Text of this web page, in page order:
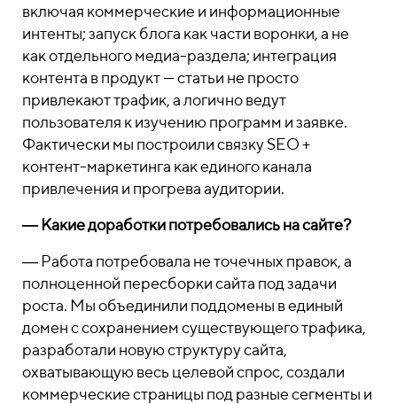
включая коммерческие и информационные
интенты; запуск блога как части воронки, а не
как отдельного медиа-раздела; интеграция
контента в продукт — статьи не просто
привлекают трафик, а логично ведут
пользователя к изучению программ и заявке.
Фактически мы построили связку SEO +
контент-маркетинга как единого канала
привлечения и прогрева аудитории.
― Какие доработки потребовались на сайте?
― Работа потребовала не точечных правок, а
полноценной пересборки сайта под задачи
роста. Мы объединили поддомены в единый
домен с сохранением существующего трафика,
разработали новую структуру сайта,
охватывающую весь целевой спрос, создали
коммерческие страницы под разные сегменты и